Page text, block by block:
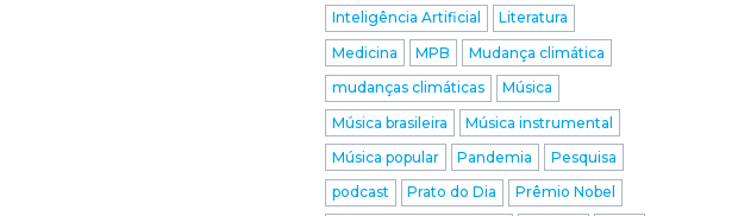
Inteligência Artificial
Literatura
Medicina
MPB
Mudança climática
mudanças climáticas
Música
Música brasileira
Música instrumental
Música popular
Pandemia
Pesquisa
podcast
Prato do Dia
Prêmio Nobel